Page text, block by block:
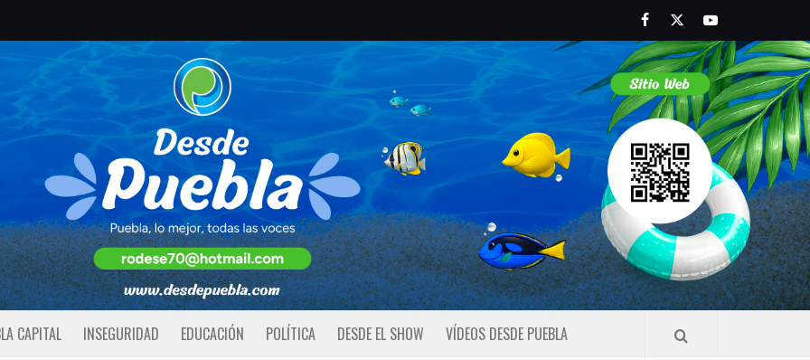
FacebookTwitterYoutube
CAPITAL INSEGURIDAD EDUCACIÓN POLÍTICA DESDE EL SHOW VÍDEOS DESDE PUEBLA